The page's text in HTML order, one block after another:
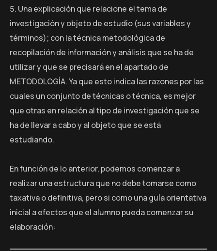
Una explicación que relacione el tema de
investigación y objeto de estudio (sus variables y
términos); con la técnica metodológica de
recopilación de información y análisis que se ha de
utilizar y que se precisará en el apartado de
METODOLOGÍA. Ya que esto indica las razones por las
cuales un conjunto de técnicas o técnica, es mejor
que otras en relación al tipo de investigación que se
ha de llevar a cabo y al objeto que se está
estudiando.
En función de lo anterior, podemos comenzar a
realizar una estructura que no debe tomarse como
taxativa o definitiva, pero si como una guía orientativa
inicial a efectos que el alumno pueda comenzar su
elaboración: